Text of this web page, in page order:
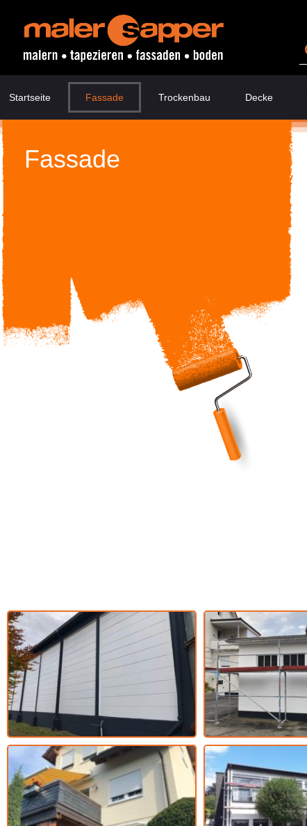
Startseite Fassade Trockenbau Decke
Fassade